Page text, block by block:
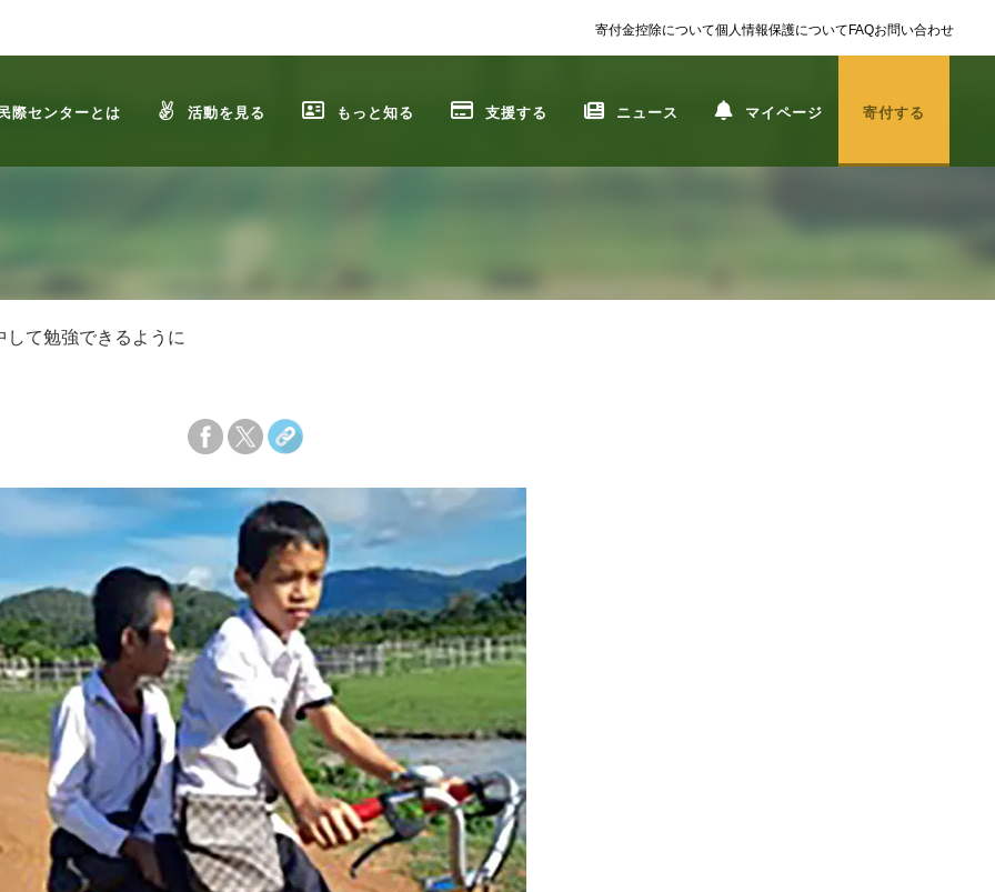
寄付金控除について個人情報保護についてFAQお問い合わせ
際センターとは 活動を見る もっと知る 支援する ニュース マイページ 寄付する
て勉強できるように